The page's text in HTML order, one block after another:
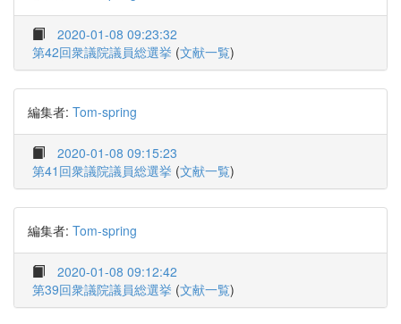
2020-01-08 09:23:32
第42回衆議院議員総選挙 (文献一覧)
編集者: Tom-spring
2020-01-08 09:15:23
第41回衆議院議員総選挙 (文献一覧)
編集者: Tom-spring
2020-01-08 09:12:42
第39回衆議院議員総選挙 (文献一覧)